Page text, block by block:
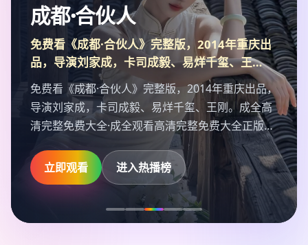
成都·合伙人
免费看《成都·合伙人》完整版，2014年重庆出
品，导演刘家成，卡司成毅、易烊千玺、王…
免费看《成都·合伙人》完整版，2014年重庆出品，
导演刘家成，卡司成毅、易烊千玺、王刚。成全高
清完整免费大全·成全观看高清完整免费大全正版片
源，2014年10月25日高清流畅播放。
立即观看
进入热播榜